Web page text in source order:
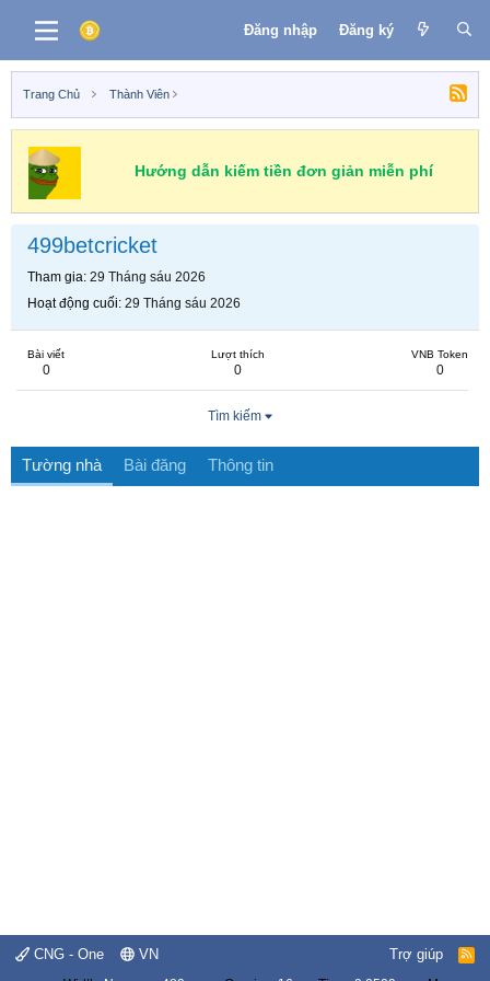
Đăng nhập Đăng ký
Trang Chủ Thành Viên
Hướng dẫn kiếm tiền đơn giản miễn phí
499betcricket
Tham gia 29 Tháng sáu 2026
Hoạt động cuối 29 Tháng sáu 2026
Bài viết
0
Lượt thích
0
VNB Token
0
Tìm kiếm
Tường nhà Bài đăng Thông tin
CNG - One VN Trợ giúp
R